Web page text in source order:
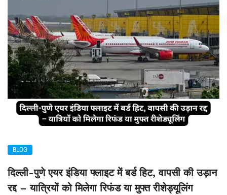
BLOG
दिल्ली-पुणे एयर इंडिया फ्लाइट में बर्ड हिट, वापसी की उड़ान
रद्द – यात्रियों को मिलेगा रिफंड या मुफ्त रीशेड्यूलिंग